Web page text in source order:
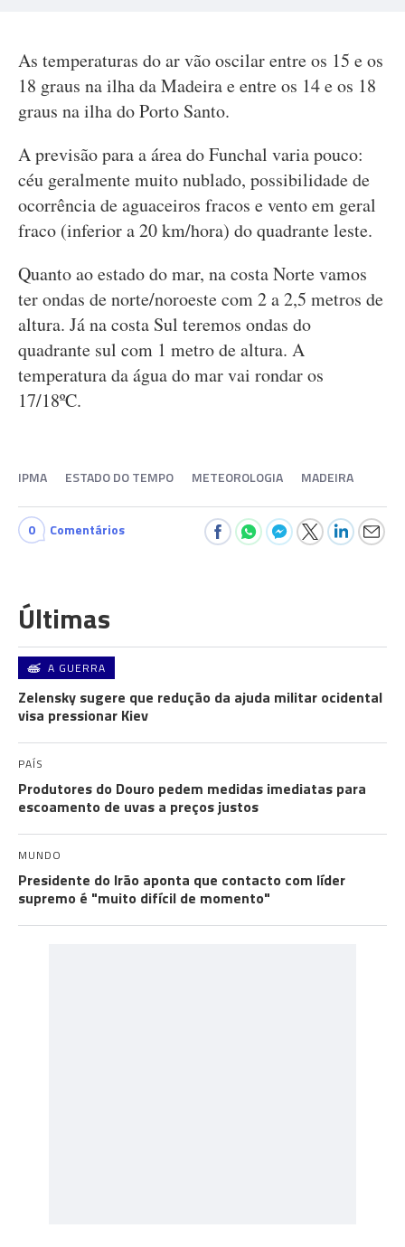
As temperaturas do ar vão oscilar entre os 15 e os
18 graus na ilha da Madeira e entre os 14 e os 18
graus na ilha do Porto Santo.
A previsão para a área do Funchal varia pouco:
céu geralmente muito nublado, possibilidade de
ocorrência de aguaceiros fracos e vento em geral
fraco (inferior a 20 km/hora) do quadrante leste.
Quanto ao estado do mar, na costa Norte vamos
ter ondas de norte/noroeste com 2 a 2,5 metros de
altura. Já na costa Sul teremos ondas do
quadrante sul com 1 metro de altura. A
temperatura da água do mar vai rondar os
17/18ºC.
IPMA ESTADO DO TEMPO METEOROLOGIA MADEIRA
0 Comentários
Últimas
A GUERRA
Zelensky sugere que redução da ajuda militar ocidental
visa pressionar Kiev
PAÍS
Produtores do Douro pedem medidas imediatas para
escoamento de uvas a preços justos
MUNDO
Presidente do Irão aponta que contacto com líder
supremo é "muito difícil de momento"